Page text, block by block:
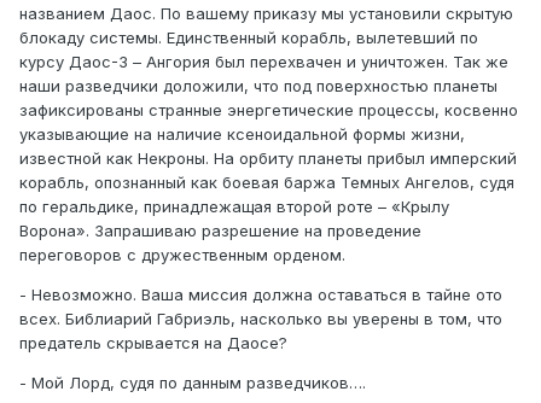
названием Даос. По вашему приказу мы установили скрытую
блокаду системы. Единственный корабль, вылетевший по
курсу Даос-3 – Ангория был перехвачен и уничтожен. Так же
наши разведчики доложили, что под поверхностью планеты
зафиксированы странные энергетические процессы, косвенно
указывающие на наличие ксеноидальной формы жизни,
известной как Некроны. На орбиту планеты прибыл имперский
корабль, опознанный как боевая баржа Темных Ангелов, судя
по геральдике, принадлежащая второй роте – «Крылу
Ворона». Запрашиваю разрешение на проведение
переговоров с дружественным орденом.
- Невозможно. Ваша миссия должна оставаться в тайне ото
всех. Библиарий Габриэль, насколько вы уверены в том, что
предатель скрывается на Даосе?
- Мой Лорд, судя по данным разведчиков….